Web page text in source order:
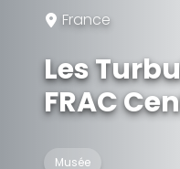
France
Les
FRAC
Musée